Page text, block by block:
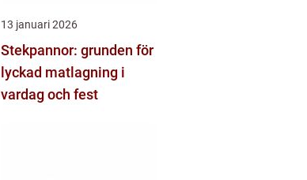
13 januari 2026
Stekpannor: grunden för
lyckad matlagning i
vardag och fest